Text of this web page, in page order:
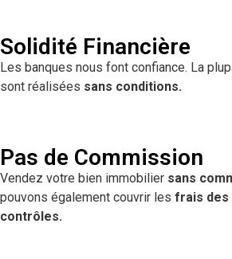
Solidité Financière
Les banques nous font confiance. La
sont réalisées sans conditions.
Pas de Commission
Vendez votre bien immobilier sans
pouvons également couvrir les frais
contrôles.